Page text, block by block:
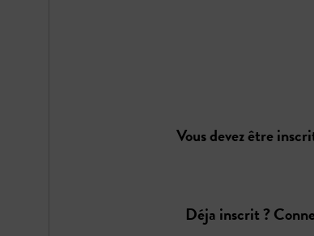
Vous devez être
Déja inscrit ?